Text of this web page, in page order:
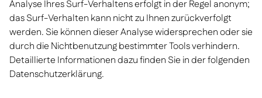
Analyse Ihres Surf-Verhaltens erfolgt in der Regel anonym;
das Surf-Verhalten kann nicht zu Ihnen zurückverfolgt
werden. Sie können dieser Analyse widersprechen oder sie
durch die Nichtbenutzung bestimmter Tools verhindern.
Detaillierte Informationen dazu finden Sie in der folgenden
Datenschutzerklärung.